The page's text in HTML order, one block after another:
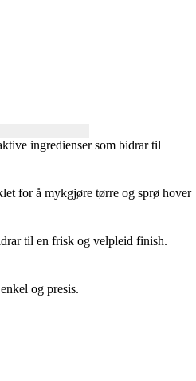
ingredienser som bidrar til
for å mykgjøre tørre og sprø hover
til en frisk og velpleid finish.
og presis.